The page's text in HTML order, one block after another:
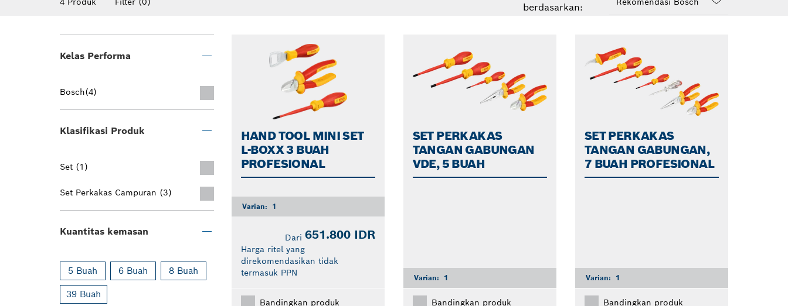
berdasarkan:
Kelas Performa
Bosch(4)
Klasifikasi Produk
Set (1)
Set Perkakas Campuran (3)
Kuantitas kemasan
5 Buah 6 Buah 8 Buah
39 Buah
HAND TOOL MINI SET
L-BOXX 3 BUAH
PROFESIONAL
Varian: 1
Dari 651.800 IDR
Harga ritel yang
direkomendasikan tidak
termasuk PPN
Bandingkan produk
SET PERKAKAS
TANGAN GABUNGAN
VDE, 5 BUAH
Varian: 1
Bandingkan produk
SET PERKAKAS
TANGAN GABUNGAN,
7 BUAH PROFESIONAL
Varian: 1
Bandingkan produk